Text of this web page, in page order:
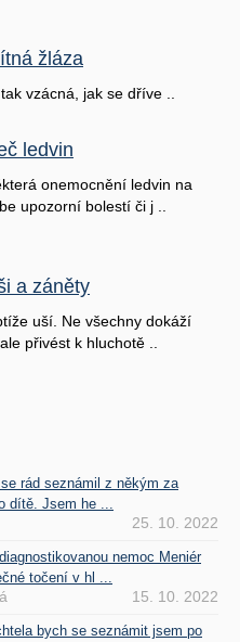
žláza
vzácná, jak se dříve ..
ledvin
onemocnění ledvin na
upozorní bolestí či j ..
a záněty
uší. Ne všechny dokáží
přivést k hluchotě ..
rád seznámil z někým za
dítě. Jsem he ...
25. 10. 2022
nemoc Meniér
točení v hl ...
15. 10. 2022
bych se seznámit jsem po